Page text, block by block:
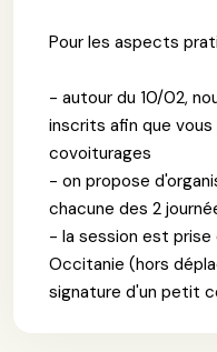
Pour les aspects
- autour du 10/02,
inscrits afin que
covoiturages
- on propose
chacune des 2
- la session est prise
Occitanie (hors
signature d'un petit